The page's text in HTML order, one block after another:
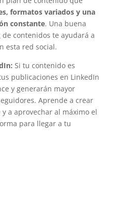
formatos variados y una
constante. Una buena
contenidos te ayudará a
esta red social.
Si tu contenido es
publicaciones en LinkedIn
y generarán mayor
Aprende a crear
a aprovechar al máximo el
para llegar a tu